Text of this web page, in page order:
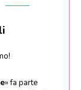
» fa parte